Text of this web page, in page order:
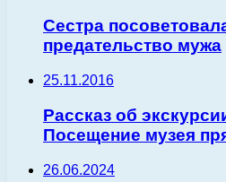
Сестра
предательство мужа
25.11.2016
Рассказ об
Посещение музея
26.06.2024